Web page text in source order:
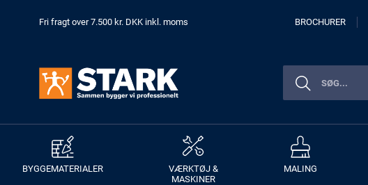
Fri fragt over 7.500 kr. DKK inkl. moms BROCHURER
BYGGEMATERIALER
VÆRKTØJ &
MASKINER
MALING